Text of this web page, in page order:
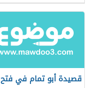
قصيدة أبو تمام في فتح